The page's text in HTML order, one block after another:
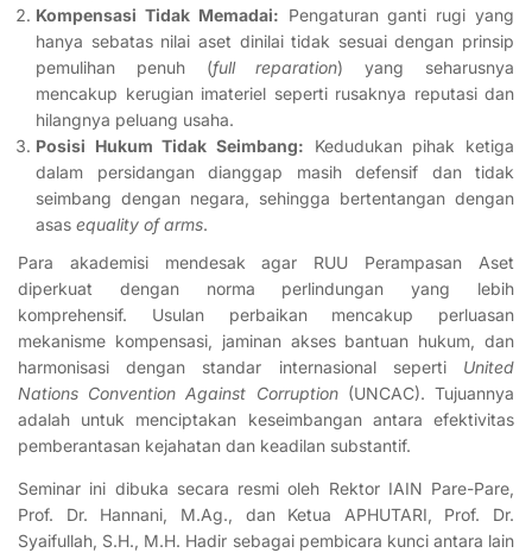
Kompensasi Tidak Memadai: Pengaturan ganti rugi yang
hanya sebatas nilai aset dinilai tidak sesuai dengan prinsip
pemulihan penuh (full reparation) yang seharusnya
mencakup kerugian imateriel seperti rusaknya reputasi dan
hilangnya peluang usaha.
Posisi Hukum Tidak Seimbang: Kedudukan pihak ketiga
dalam persidangan dianggap masih defensif dan tidak
seimbang dengan negara, sehingga bertentangan dengan
asas equality of arms.
Para akademisi mendesak agar RUU Perampasan Aset
diperkuat dengan norma perlindungan yang lebih
komprehensif. Usulan perbaikan mencakup perluasan
mekanisme kompensasi, jaminan akses bantuan hukum, dan
harmonisasi dengan standar internasional seperti United
Nations Convention Against Corruption(UNCAC). Tujuannya
adalah untuk menciptakan keseimbangan antara efektivitas
pemberantasan kejahatan dan keadilan substantif.
Seminar ini dibuka secara resmi oleh Rektor IAIN Pare-Pare,
Prof. Dr. Hannani, M.Ag., dan Ketua APHUTARI, Prof. Dr.
Syaifullah, S.H., M.H. Hadir sebagai pembicara kunci antara lain